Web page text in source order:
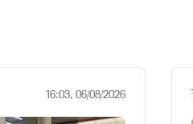
16:03, 06/08/2026